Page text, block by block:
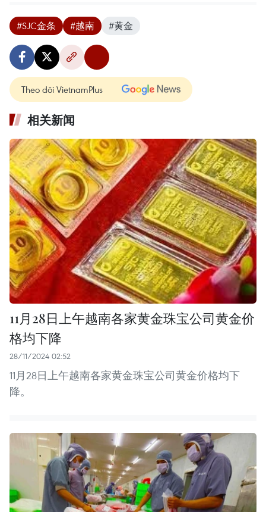
#SJC金条 #越南 #黄金
Theo dõi VietnamPlus
相关新闻
11月28日上午越南各家黄金珠宝公司黄金价
格均下降
28/11/2024 02:52
11月28日上午越南各家黄金珠宝公司黄金价格均下
降。